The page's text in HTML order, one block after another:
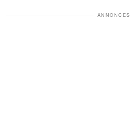
ANNONCES